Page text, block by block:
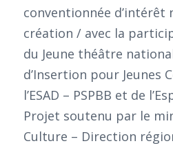
conventionnée d’intérêt
création / avec la
du Jeune théâtre
d’Insertion pour Jeunes
l’ESAD – PSPBB et de
Projet soutenu par le
Culture – Direction